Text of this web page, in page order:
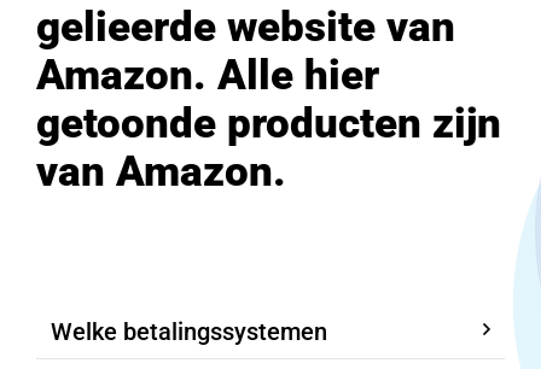
gelieerde website van
Amazon. Alle hier
getoonde producten zijn
van Amazon.
Welke betalingssystemen